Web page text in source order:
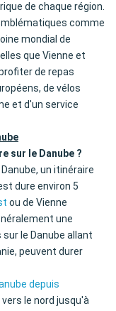
de chaque région.
comme
mondial de
que Vienne et
de repas
de vélos
et d'un service
sur le Danube ?
un itinéraire
dure environ 5
ou de Vienne
une
le Danube allant
peuvent durer
depuis
le nord jusqu'à